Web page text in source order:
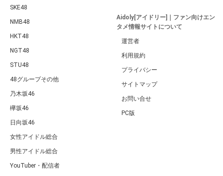
SKE48
NMB48
HKT48
NGT48
STU48
48グループその他
乃木坂46
欅坂46
日向坂46
女性アイドル総合
男性アイドル総合
YouTuber・配信者
Aidoly[アイドリー]｜ファン向けエン
タメ情報サイトについて
運営者
利用規約
プライバシー
サイトマップ
お問い合せ
PC版